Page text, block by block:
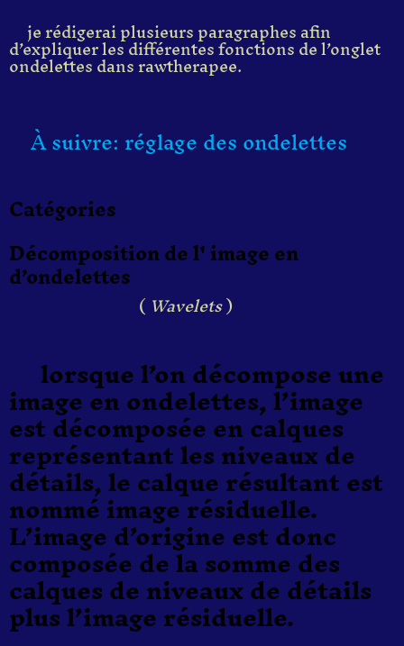
je rédigerai plusieurs paragraphes afin
d’expliquer les différentes fonctions de l’onglet
ondelettes dans rawtherapee.
À suivre: réglage des ondelettes
Catégories
Décomposition de l' image en
d’ondelettes
(Wavelets)
lorsque l’on décompose une
image en ondelettes, l’image
est décomposée en calques
représentant les niveaux de
détails, le calque résultant est
nommé image résiduelle.
L’image d’origine est donc
composée de la somme des
calques de niveaux de détails
plus l’image résiduelle.